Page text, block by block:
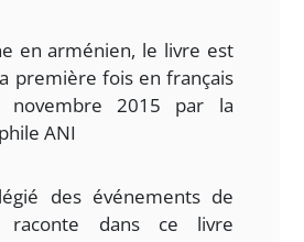
en arménien, le livre est
première fois en français
2015 par la
ANI
des événements de
raconte dans ce livre